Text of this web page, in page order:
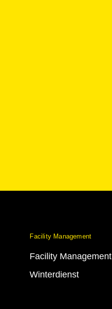
Facility Management
Facility Management
Winterdienst